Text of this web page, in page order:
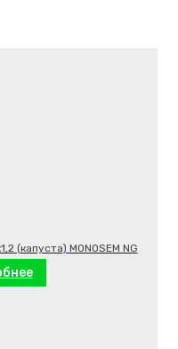
(капуста) MONOSEM NG